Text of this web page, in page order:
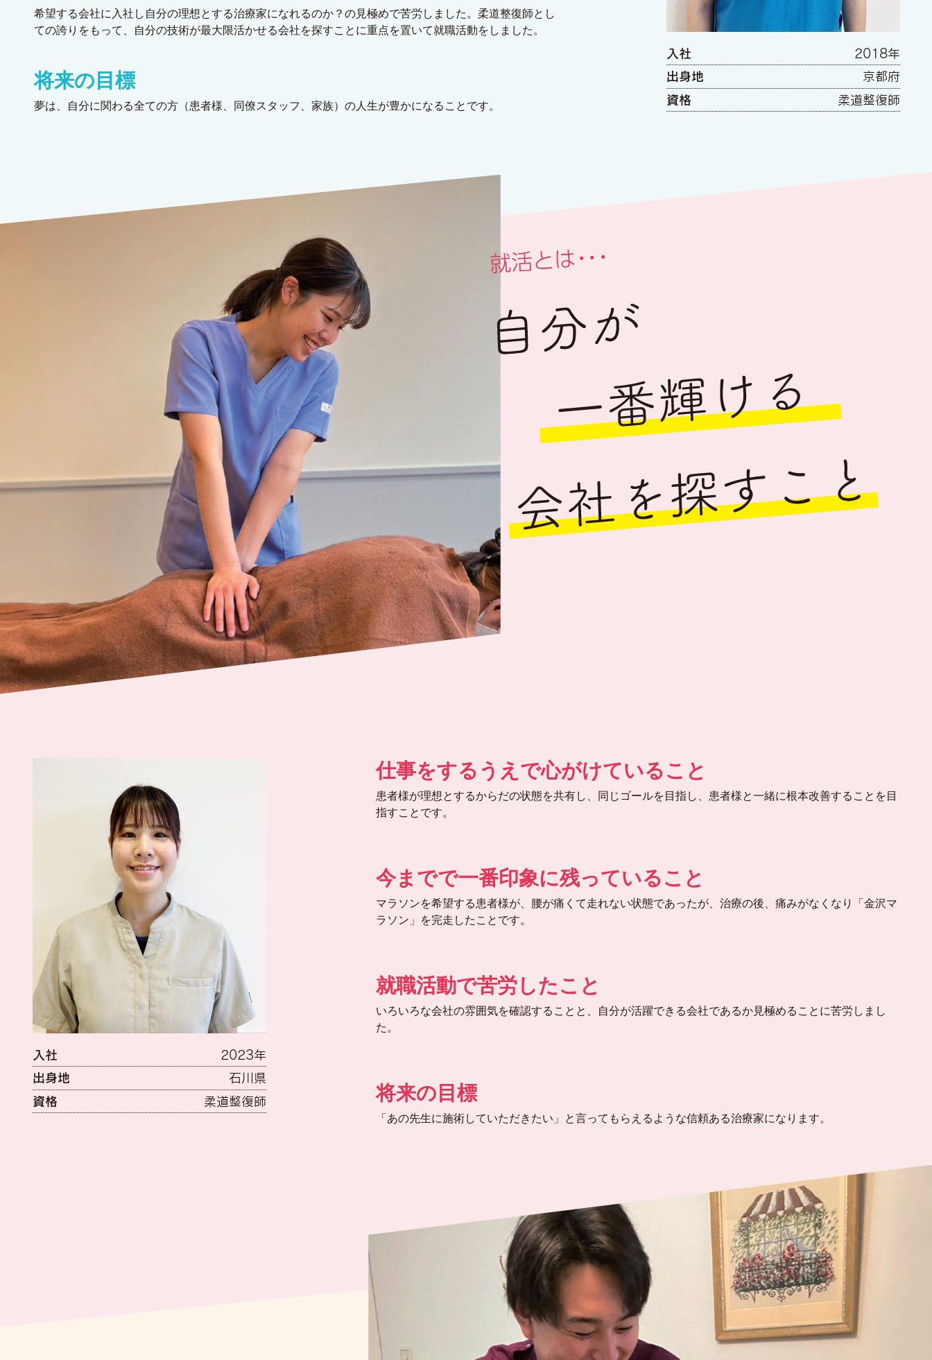
希望する会社に入社し自分の理想とする治療家になれるのか？の見極めで苦労しました。柔道整復師とし
ての誇りをもって、自分の技術が最大限活かせる会社を探すことに重点を置いて就職活動をしました。
将来の目標
夢は、自分に関わる全ての方（患者様、同僚スタッフ、家族）の人生が豊かになることです。
入社
2018年
出身地
京都府
資格
柔道整復師
就活とは・・・
仕事をするうえで心がけていること
患者様が理想とするからだの状態を共有し、同じゴールを目指し、患者様と一緒に根本改善することを目
指すことです。
今までで一番印象に残っていること
マラソンを希望する患者様が、腰が痛くて走れない状態であったが、治療の後、痛みがなくなり「金沢マ
ラソン」を完走したことです。
就職活動で苦労したこと
いろいろな会社の雰囲気を確認することと
自分が活躍できる会社であるか見極めることに苦労しまし
た 。
将来の目標
「あの先生に施術していただきたい」と言ってもらえるような信頼ある治療家になります。
入社
2023年
出身地
石川県
資格
柔道整復師